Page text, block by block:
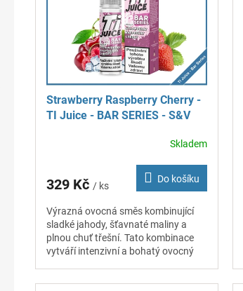
Strawberry Raspberry Cherry -
TI Juice - BAR SERIES - S&V
Skladem
329 Kč / ks
Do košíku
Výrazná ovocná směs kombinující
sladké jahody, šťavnaté maliny a
plnou chuť třešní. Tato kombinace
vytváří intenzivní a bohatý ovocný